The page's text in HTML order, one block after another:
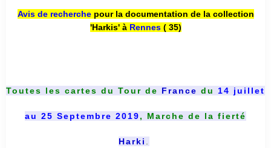
Avis de recherche pour la documentation de la collection
'Harkis' à Rennes( 35)
Toutes les cartes du Tour de France du 14 juillet
au 25 Septembre 2019, Marche de la fierté
Harki